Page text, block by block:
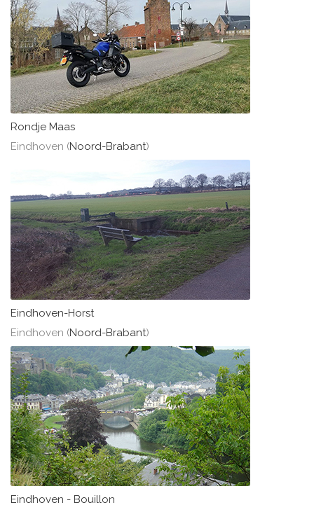
Rondje Maas
Eindhoven (Noord-Brabant)
Eindhoven-Horst
Eindhoven (Noord-Brabant)
Eindhoven - Bouillon